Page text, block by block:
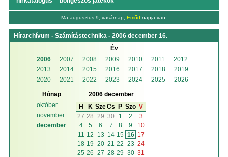
Ma augusztus 9, vasárnap, Emőd napja van.
Hírarchívum - Számítástechnika - 2006 december 16.
Év
2006
2007 2008 2009 2010 2011
2012
2013
2014 2015 2016 2017 2018
2019
2020
2021 2022 2023 2024 2025 2026
Hónap
október
november
december
2006 december
H
K SzeCs P Szo V
27 28 29 30 1 2
3
4
5 6 7 8 9
10
11 12 13 14 15 16 17
18 19 20 21 22 23 24
25 26 27 28 29 30 31